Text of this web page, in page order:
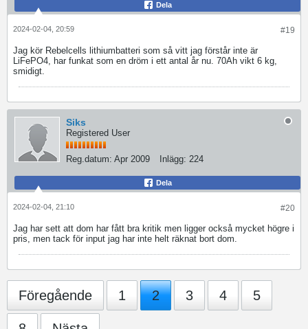
Dela
#19
2024-02-04, 20:59
Jag kör Rebelcells lithiumbatteri som så vitt jag förstår inte är
LiFePO4, har funkat som en dröm i ett antal år nu. 70Ah vikt 6 kg,
smidigt.
Siks
Registered User
Reg.datum: Apr 2009 Inlägg: 224
Dela
#20
2024-02-04, 21:10
Jag har sett att dom har fått bra kritik men ligger också mycket högre i
pris, men tack för input jag har inte helt räknat bort dom.
Föregående 1 2 3 4 5